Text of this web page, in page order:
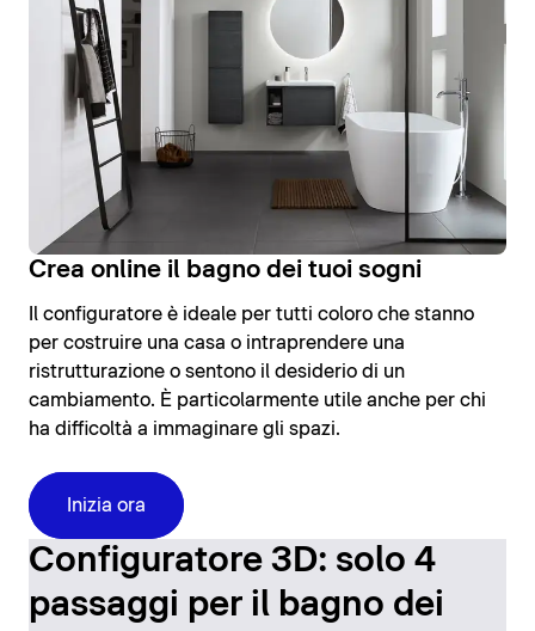
Crea online il bagno dei tuoi sogni
Il configuratore è ideale per tutti coloro che stanno
per costruire una casa o intraprendere una
ristrutturazione o sentono il desiderio di un
cambiamento. È particolarmente utile anche per chi
ha difficoltà a immaginare gli spazi.
Inizia ora
Configuratore 3D: solo 4
passaggi per il bagno dei